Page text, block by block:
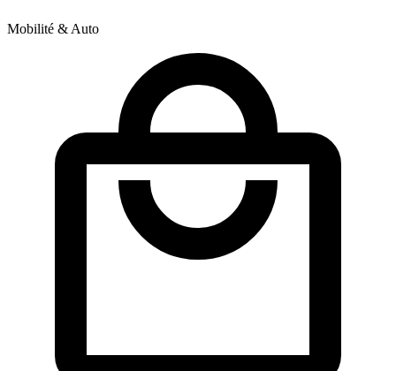
Mobilité & Auto